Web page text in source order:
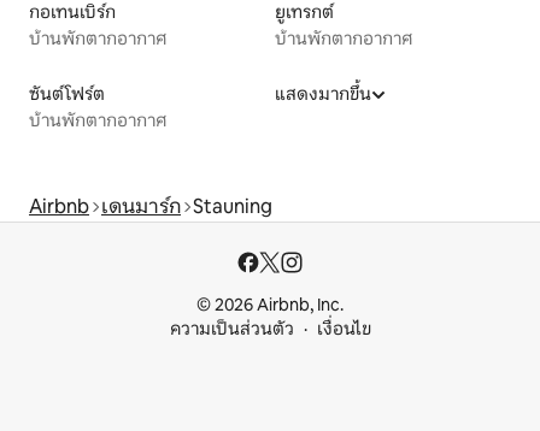
กอเทนเบิร์ก
บ้านพักตากอากาศ
ยูเทรกต์
บ้านพักตากอากาศ
ซันต์โฟร์ต
บ้านพักตากอากาศ
แสดงมากขึ้น
Airbnb เดนมาร์ก Stauning
© 2026 Airbnb, Inc.
ความเป็นส่วนตัว
เงื่อนไข